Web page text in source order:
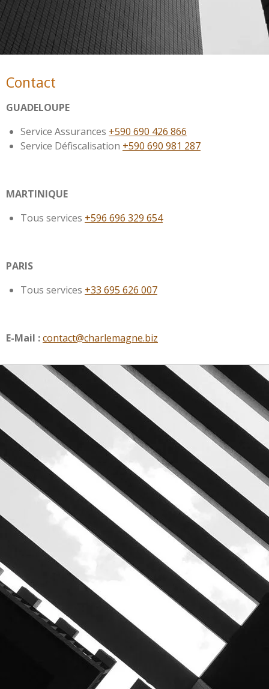
Contact
GUADELOUPE
Service Assurances +590 690 426 866
Service Défiscalisation +590 690 981 287
MARTINIQUE
Tous services +596 696 329 654
PARIS
Tous services +33 695 626 007
E-Mail :contact@charlemagne.biz